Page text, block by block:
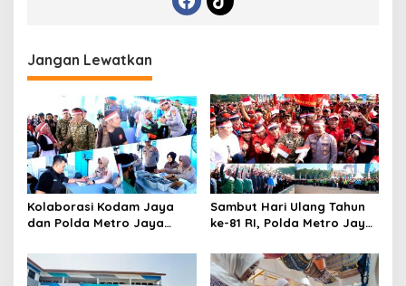
Jangan Lewatkan
Kolaborasi Kodam Jaya
dan Polda Metro Jaya
Sambut Hari Ulang Tahun
ke-81 RI, Polda Metro Jaya